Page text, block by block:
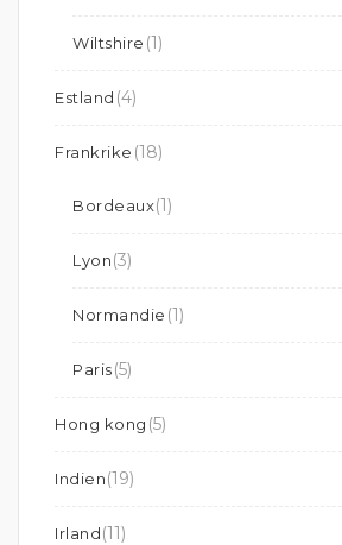
Wiltshire (1)
Estland (4)
Frankrike (18)
Bordeaux(1)
Lyon(3)
Normandie (1)
Paris(5)
Hong kong (5)
Indien(19)
Irland(11)